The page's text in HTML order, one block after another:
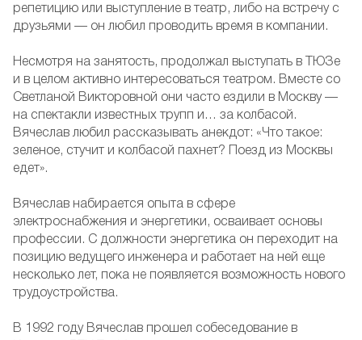
репетицию или выступление в театр, либо на встречу с
друзьями — он любил проводить время в компании.
Несмотря на занятость, продолжал выступать в ТЮЗе
и в целом активно интересоваться театром. Вместе со
Светланой Викторовной они часто ездили в Москву —
на спектакли известных трупп и… за колбасой.
Вячеслав любил рассказывать анекдот: «Что такое:
зеленое, стучит и колбасой пахнет? Поезд из Москвы
едет».
Вячеслав набирается опыта в сфере
электроснабжения и энергетики, осваивает основы
профессии. С должности энергетика он переходит на
позицию ведущего инженера и работает на ней еще
несколько лет, пока не появляется возможность нового
трудоустройства.
В 1992 году Вячеслав прошел собеседование в